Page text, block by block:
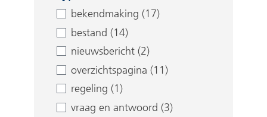
n
bekendmaking (17)
bestand (14)
nieuwsbericht (2)
overzichtspagina (11)
regeling (1)
vraag en antwoord (3)